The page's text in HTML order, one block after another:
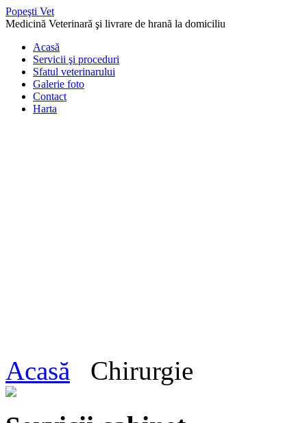
Popeşti Vet
Medicină Veterinară şi livrare de hrană la domiciliu
Acasă
Servicii şi proceduri
Sfatul veterinarului
Galerie foto
Contact
Harta
Acasă Chirurgie